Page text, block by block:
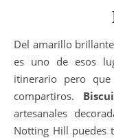
Del amarillo
es uno de esos
itinerario pero
compartiros.
artesanales
Notting Hill puedes